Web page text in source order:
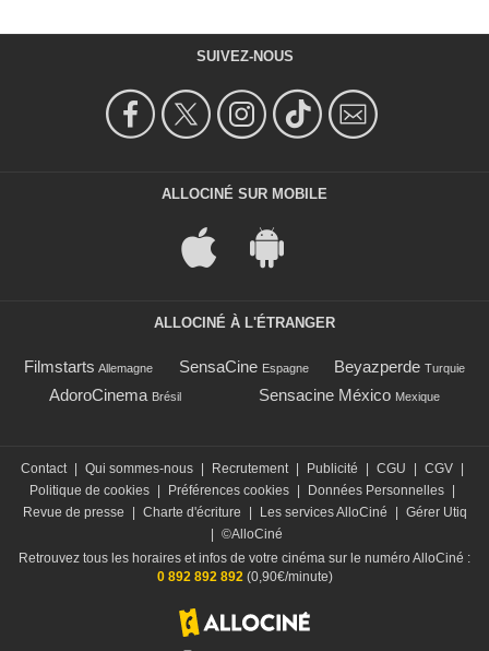
SUIVEZ-NOUS
ALLOCINÉ SUR MOBILE
ALLOCINÉ À L'ÉTRANGER
Filmstarts Allemagne SensaCine Espagne Beyazperde Turquie
AdoroCinema Brésil Sensacine México Mexique
Contact Qui sommes-nous Recrutement Publicité CGU CGV
Politique de cookies
Préférences cookies Données Personnelles
Revue de presse
Charte d'écriture Les services AlloCiné
Gérer Utiq
©AlloCiné
Retrouvez tous les horaires et infos de votre cinéma sur le numéro AlloCiné :
0 892 892 892(0,90€/minute)